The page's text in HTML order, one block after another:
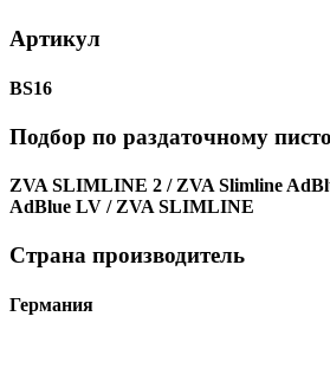
Артикул
BS16
Подбор по раздаточному
ZVA SLIMLINE 2 / ZVA Slimline
AdBlue LV / ZVA SLIMLINE
Страна производитель
Германия